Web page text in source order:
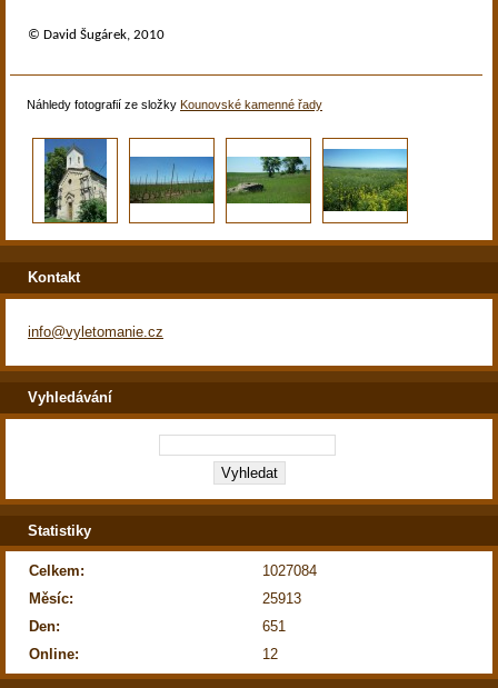
© David Šugárek, 2010
Náhledy fotografií ze složky Kounovské kamenné řady
Kontakt
info@vyletomanie.cz
Vyhledávání
Statistiky
Online: 12
Celkem:
1027084
Měsíc:
25913
Den:
651